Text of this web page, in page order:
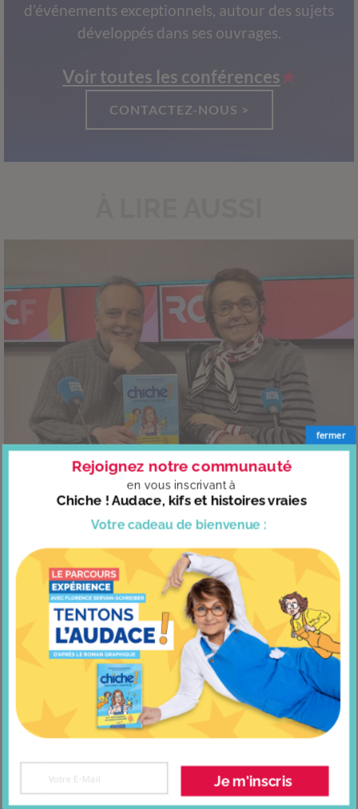
d’événements exceptionnels, autour des sujets
développés dans ses ouvrages.
Voir toutes les conférences
CONTACTEZ-NOUS >
Êtes-vous timide ou audacieux ?
Fin de saison sur Europe 1
Votre cadeau de bienvenue :
Rejoignez notre communauté
en vous inscrivant à
Chiche ! Audace, kifs et histoires vraies
Je m'inscris
fermer